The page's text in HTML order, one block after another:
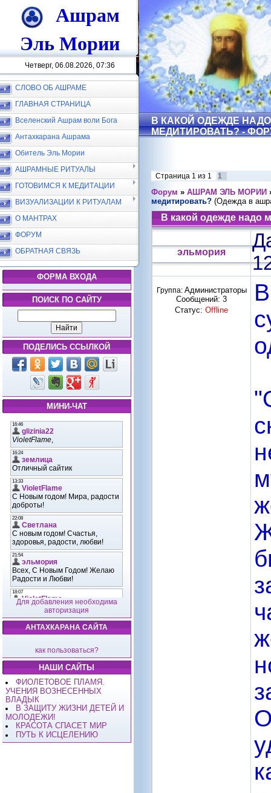
Ашрам
Эль Мории
Четверг, 06.08.2026, 07:36
СЛОВО ОБ АШРАМЕ
ГЛАВНАЯ СТРАНИЦА
Вселенский Ашрам воли Бога
Антахкарана Ашрама
Обитель Эль Мории
АШРАМНЫЕ РИТУАЛЫ
ГОТОВИМСЯ К МЕДИТАЦИИ
ВИЗУАЛИЗАЦИИ К РИТУАЛАМ
О МАНТРАХ
ФОРУМ
ОБРАТНАЯ СВЯЗЬ
ФОРМА ВХОДА
ПОИСК ПО САЙТУ
ПОДЕЛИСЬ ССЫЛКОЙ
МИНИ-ЧАТ
Для добавления необходима
авторизация
АНТАХКАРАНА САЙТА
как пользоваться?
НАШИ САЙТЫ
ФИОЛЕТОВОЕ ПЛАМЯ.
УЧЕНИЯ ВОЗНЕСЕННЫХ
ВЛАДЫК
В ЗАЩИТУ ЖИЗНИ ДЕТЕЙ И
МОЛОДЕЖИ!
КРАСОТА СПАСЕТ МИР
ПУТЬ К ИСЦЕЛЕНИЮ
В КАКОЙ ОДЕЖДЕ НАДО
МЕДИТИРОВАТЬ? -
Страница 1 из 1 1
Форум » АШРАМ ЭЛЬ МОРИИ
медитировать? (Одежда в
В какой одежде надо
эльмория
Группа: Администраторы
Сообщений: 3
Статус: Offline